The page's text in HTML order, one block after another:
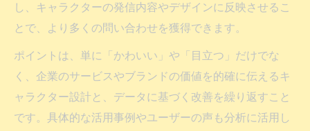
し、キャラクターの発信内容やデザインに反映させるこ
とで、より多くの問い合わせを獲得できます。
ポイントは、単に「かわいい」や「目立つ」だけでな
く、企業のサービスやブランドの価値を的確に伝えるキ
ャラクター設計と、データに基づく改善を繰り返すこと
です。具体的な活用事例やユーザーの声も分析に活用し